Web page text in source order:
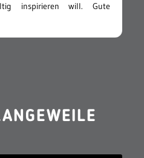
inspirieren will. Gute